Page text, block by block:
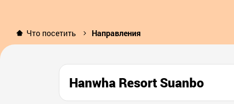
Что посетить Направления
Hanwha Resort Suanbo